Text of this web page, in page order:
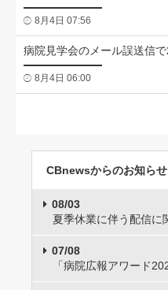
8月4日 07:56
病院見学会のメール誤送信
8月4日 06:00
CBnewsからのお知らせ
08/03
夏季休業に伴う配信に
07/08
「病院広報アワード